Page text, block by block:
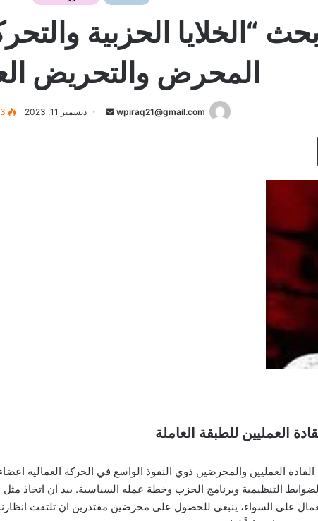
“الخلايا الحزبية
المحرض والتحريض
wpiraq21@gmail.com
أرسل ديسمبر 11, 2023
مشاركة عبر البريد
العمليين للطبقة العاملة
العمليين والمحرضين ذوي النفوذ الواسع في الحركة
التنظيمية وبرنامج الحزب وخطة عمله السياسية. بيد ان اتخاذ
على السواء، ينبغي للحصول على محرضين مقتدرين ان تلتفت